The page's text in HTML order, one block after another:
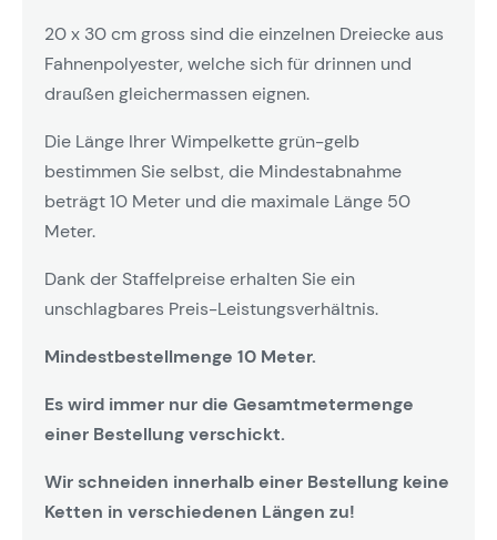
20 x 30 cm gross sind die einzelnen Dreiecke aus
Fahnenpolyester, welche sich für drinnen und
draußen gleichermassen eignen.
Die Länge Ihrer Wimpelkette grün-gelb
bestimmen Sie selbst, die Mindestabnahme
beträgt 10 Meter und die maximale Länge 50
Meter.
Dank der Staffelpreise erhalten Sie ein
unschlagbares Preis-Leistungsverhältnis.
Mindestbestellmenge 10 Meter.
Es wird immer nur die Gesamtmetermenge
einer Bestellung verschickt.
Wir schneiden innerhalb einer Bestellung keine
Ketten in verschiedenen Längen zu!